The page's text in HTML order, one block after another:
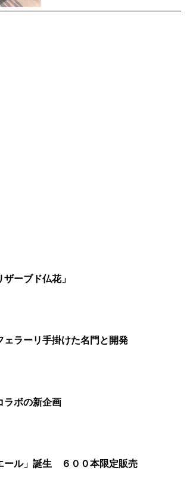
ーブド仏花」
ラーリ手掛けた名門と開発
ボの新企画
ール」誕生 ６００本限定販売